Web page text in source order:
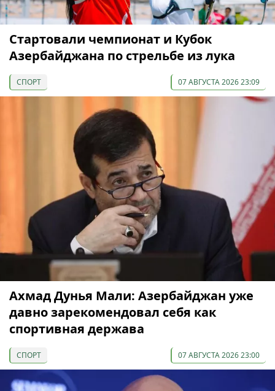
Cтартовали чемпионат и Кубок
Азербайджана по стрельбе из лука
СПОРТ 07 АВГУСТА 2026 23:09
Ахмад Дунья Мали: Азербайджан уже
давно зарекомендовал себя как
спортивная держава
СПОРТ 07 АВГУСТА 2026 23:00